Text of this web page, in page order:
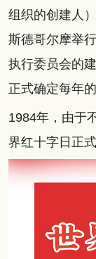
组织的创建人
斯德哥尔摩举
执行委员会的
正式确定每年
1984年，由于
界红十字日正